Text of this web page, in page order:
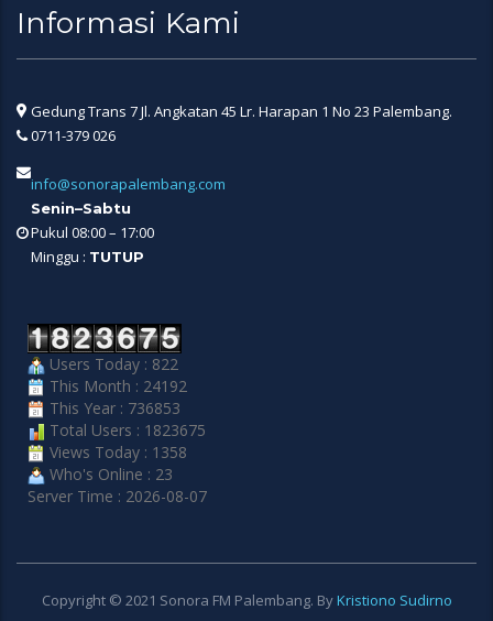
Informasi Kami
Gedung Trans 7 Jl. Angkatan 45 Lr. Harapan 1 No 23 Palembang.
0711-379 026
info@sonorapalembang.com
Senin–Sabtu
Pukul 08:00 – 17:00
Minggu : TUTUP
Users Today : 822
This Month : 24192
This Year : 736853
Total Users : 1823675
Views Today : 1358
Who's Online : 23
Server Time : 2026-08-07
Copyright © 2021 Sonora FM Palembang. ByKristiono Sudirno